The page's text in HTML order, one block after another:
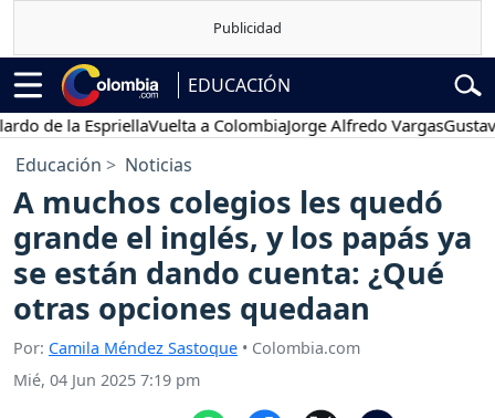
EDUCACIÓN
la EspriellaVuelta a ColombiaJorge Alfredo VargasGustavo
Educación Noticias
A muchos colegios les quedó
grande el inglés, y los papás ya
se están dando cuenta: ¿Qué
otras opciones quedaan
Por: Camila Méndez Sastoque • Colombia.com
Mié, 04 Jun 2025 7:19 pm